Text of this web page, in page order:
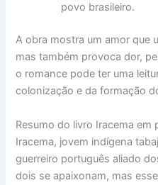
povo brasileiro.
A obra mostra um amor que
mas também provoca dor,
o romance pode ter uma
colonização e da formação
Resumo do livro Iracema em
Iracema, jovem indígena
guerreiro português aliado
dois se apaixonam, mas